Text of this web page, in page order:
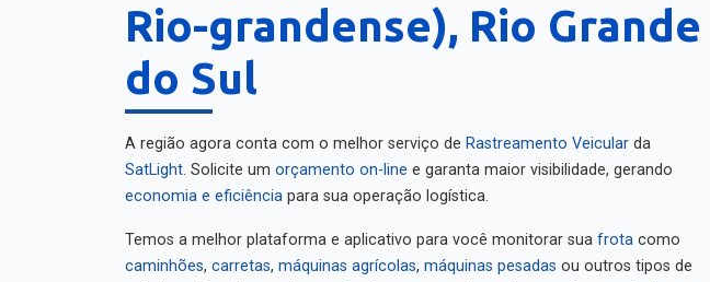
Rio-grandense), Rio Grande
do Sul
A região agora conta com o melhor serviço de Rastreamento Veicular da
SatLight. Solicite um orçamento on-line e garanta maior visibilidade, gerando
economia e eficiência para sua operação logística.
Temos a melhor plataforma e aplicativo para você monitorar sua frota como
caminhões, carretas, máquinas agrícolas, máquinas pesadas ou outros tipos de